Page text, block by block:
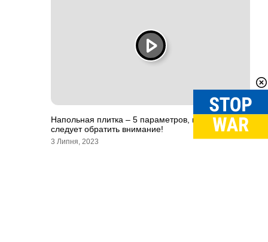
Напольная плитка – 5 параметров, на которые
следует обратить внимание!
3 Липня, 2023